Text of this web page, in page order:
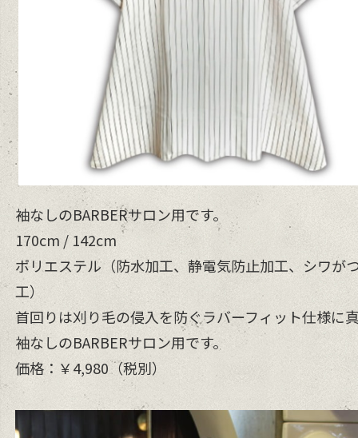
袖なしのBARBERサロン用です。
170cm / 142cm
ポリエステル（防水加工、静電気防止加工、シワが
工）
首回りは刈り毛の侵入を防ぐラバーフィット仕様に
袖なしのBARBERサロン用です。
価格：￥4,980（税別）